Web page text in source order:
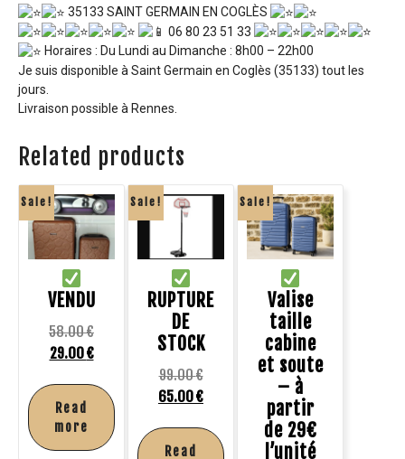
35133 SAINT GERMAIN EN COGLÈS
06 80 23 51 33
Horaires : Du Lundi au Dimanche : 8h00 – 22h00
Je suis disponible à Saint Germain en Coglès (35133) tout les
jours.
Livraison possible à Rennes.
Related products
Sale!
VENDU
58.00€
29.00€
Read
more
Sale!
RUPTURE
DE
STOCK
99.00€
65.00€
Read
Sale!
Valise
taille
cabine
et soute
– à
partir
de 29€
l’unité